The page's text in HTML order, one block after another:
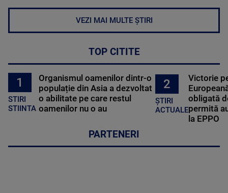
VEZI MAI MULTE ȘTIRI
TOP CITITE
1
STIRI
STIINTA
Organismul oamenilor dintr-o
populație din Asia a dezvoltat
o abilitate pe care restul
oamenilor nu o au
2
ȘTIRI
ACTUALE
Victorie
obligată
permită
la EPPO
PARTENERI